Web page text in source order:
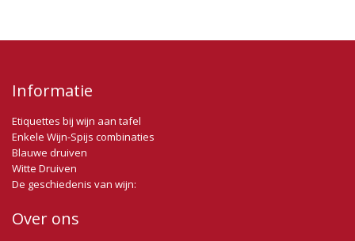
Informatie
Etiquettes bij wijn aan tafel
Enkele Wijn-Spijs combinaties
Blauwe druiven
Witte Druiven
De geschiedenis van wijn:
Over ons